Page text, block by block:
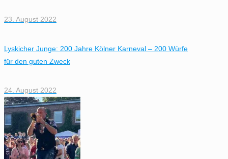
23. August 2022
Lyskicher Junge: 200 Jahre Kölner Karneval – 200 Würfe
für den guten Zweck
24. August 2022